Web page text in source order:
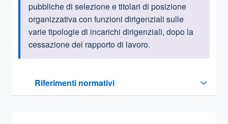
pubbliche di selezione e titolari di posizione
organizzativa con funzioni dirigenziali sulle
varie tipologie di incarichi dirigenziali, dopo la
cessazione del rapporto di lavoro.
Riferimenti normativi
Sezione compressa